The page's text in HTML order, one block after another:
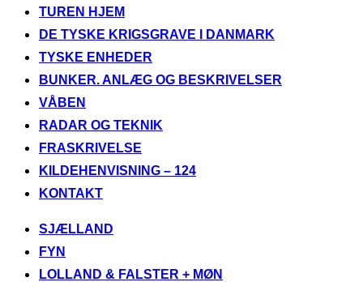
TUREN HJEM
DE TYSKE KRIGSGRAVE I DANMARK
TYSKE ENHEDER
BUNKER. ANLÆG OG BESKRIVELSER
VÅBEN
RADAR OG TEKNIK
FRASKRIVELSE
KILDEHENVISNING – 124
KONTAKT
Videre
indhold
SJÆLLAND
FYN
LOLLAND & FALSTER + MØN